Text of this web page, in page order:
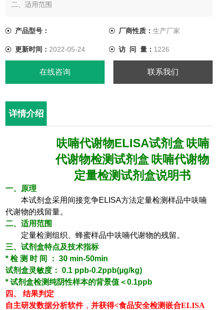
二、适用范围
* 检 测 时 间 ： 30 min-50min
* 试剂盒检测纯阴性样本的背景值＜0.1ppb
产品型号： 厂商性质： 生产厂家
更新时间： 2022-05-24 访 问 量： 1226
在线咨询 联系我们
详情介绍
呋喃代谢物ELISA试剂盒 呋喃
代谢物检测试剂盒 呋喃代谢物
定量检测试剂盒说明书
一、原理
本试剂盒采用间接竞争ELISA方法定量检测样品中呋喃
代谢物的残留量。
二、适用范围
定量检测组织、蜂蜜样品中呋喃代谢物的残留。
三、试剂盒特点及技术指标
*检 测 时 间 ：
30 min-50min
试剂盒灵敏度：
0.1 ppb-0.2ppb(µg/kg)
*试剂盒检测纯阴性样本的背景值＜0.1ppb
四、结果判定
自主研发数据分析软件，并获得<食品安全检测嵌合ELISA